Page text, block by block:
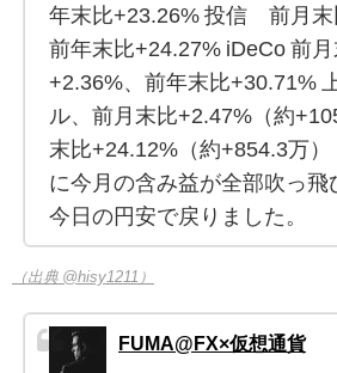
年末比+23.26% 投信 前月末
前年末比+24.27% iDeCo 前月
+2.36%、前年末比+30.71%
ル、前月末比+2.47%（約
末比+24.12%（約+854.3万）
に今月の含み益が全部吹っ飛
今日の円安で戻りました。
（出典 @hisy1211）
FUMA@FX×仮想通貨